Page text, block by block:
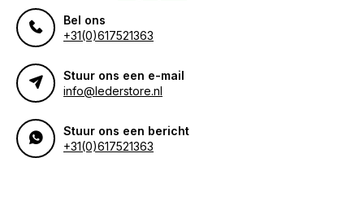
Bel ons
+31(0)617521363
Stuur ons een e-mail
info@lederstore.nl
Stuur ons een bericht
+31(0)617521363